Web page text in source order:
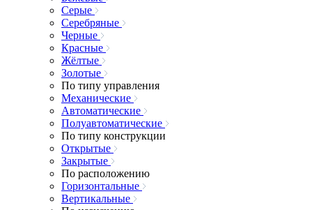
Серые
Серебряные
Черные
Красные
Жёлтые
Золотые
По типу управления
Механические
Автоматические
Полуавтоматические
По типу конструкции
Открытые
Закрытые
По расположению
Горизонтальные
Вертикальные